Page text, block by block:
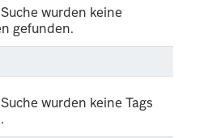
Suche wurden keine
gefunden.
wurden keine Tags